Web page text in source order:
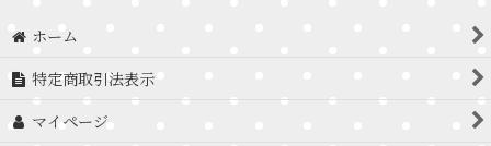
ホーム
特定商取引法表示
マイページ